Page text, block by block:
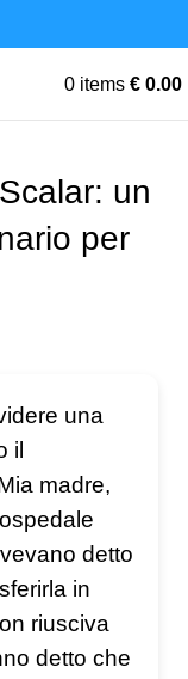
0 items € 0.00
un
per
una
il
madre,
detto
in
riusciva
detto che